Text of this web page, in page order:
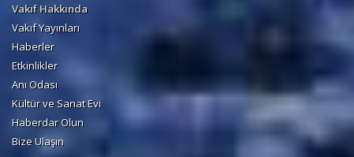
Vakıf Hakkında
Vakıf Yayınları
Haberler
Etkinlikler
Anı Odası
Kültür ve Sanat Evi
Haberdar Olun
Bize Ulaşın